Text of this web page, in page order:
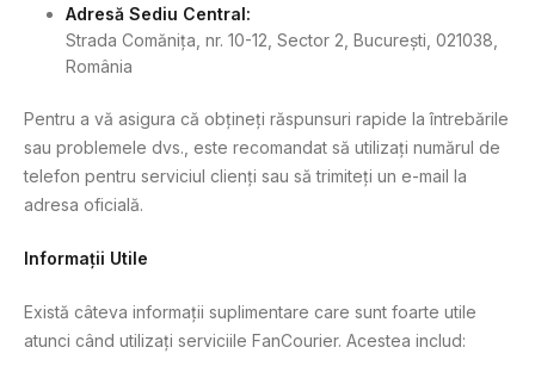
Adresă Sediu Central:
Strada Comănița, nr. 10-12, Sector 2, București, 021038,
România
Pentru a vă asigura că obțineți răspunsuri rapide la întrebările
sau problemele dvs., este recomandat să utilizați numărul de
telefon pentru serviciul clienți sau să trimiteți un e-mail la
adresa oficială.
Informații Utile
Există câteva informații suplimentare care sunt foarte utile
atunci când utilizați serviciile FanCourier. Acestea includ: